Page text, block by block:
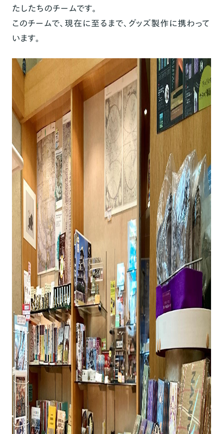
たしたちのチームです。
このチームで、現在に至るまで、グッズ製作に携わって
います。